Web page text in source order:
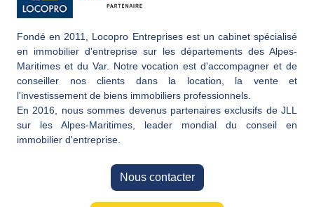
Fondé en 2011, Locopro Entreprises est un cabinet spécialisé
en immobilier d'entreprise sur les départements des Alpes-
Maritimes et du Var. Notre vocation est d'accompagner et de
conseiller nos clients dans la location, la vente et
l'investissement de biens immobiliers professionnels.
En 2016, nous sommes devenus partenaires exclusifs de JLL
sur les Alpes-Maritimes, leader mondial du conseil en
immobilier d'entreprise.
Nous contacter